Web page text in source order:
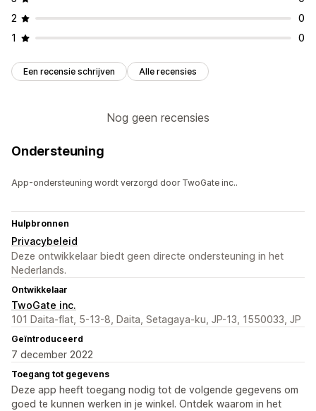
2
0
1
0
Een recensie schrijven Alle recensies
Nog geen recensies
Ondersteuning
App-ondersteuning wordt verzorgd door TwoGate inc..
Hulpbronnen
Privacybeleid
Deze ontwikkelaar biedt geen directe ondersteuning in het
Nederlands.
Ontwikkelaar
TwoGate inc.
101 Daita-flat, 5-13-8, Daita, Setagaya-ku, JP-13, 1550033, JP
Geïntroduceerd
7 december 2022
Toegang tot gegevens
Deze app heeft toegang nodig tot de volgende gegevens om
goed te kunnen werken in je winkel. Ontdek waarom in het